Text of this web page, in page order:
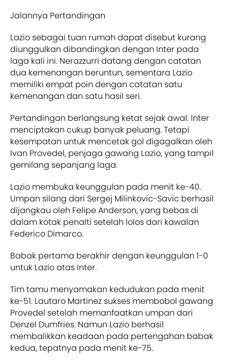
Jalannya Pertandingan
Lazio sebagai tuan rumah dapat disebut kurang
diunggulkan dibandingkan dengan Inter pada
laga kali ini. Nerazzurri datang dengan catatan
dua kemenangan beruntun, sementara Lazio
memiliki empat poin dengan catatan satu
kemenangan dan satu hasil seri.
Pertandingan berlangsung ketat sejak awal. Inter
menciptakan cukup banyak peluang. Tetapi
kesempatan untuk mencetak gol digagalkan oleh
Ivan Provedel, penjaga gawang Lazio, yang tampil
gemilang sepanjang laga.
Lazio membuka keunggulan pada menit ke-40.
Umpan silang dari Sergej Milinkovic-Savic berhasil
dijangkau oleh Felipe Anderson, yang bebas di
dalam kotak penalti setelah lolos dari kawalan
Federico Dimarco.
Babak pertama berakhir dengan keunggulan 1-0
untuk Lazio atas Inter.
Tim tamu menyamakan kedudukan pada menit
ke-51. Lautaro Martinez sukses membobol gawang
Provedel setelah memanfaatkan umpan dari
Denzel Dumfries. Namun Lazio berhasil
membalikkan keadaan pada pertengahan babak
kedua, tepatnya pada menit ke-75.